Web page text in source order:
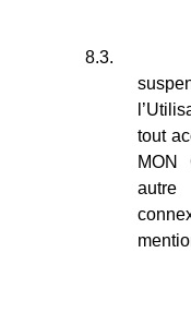
8.3.
tout
MON
autre